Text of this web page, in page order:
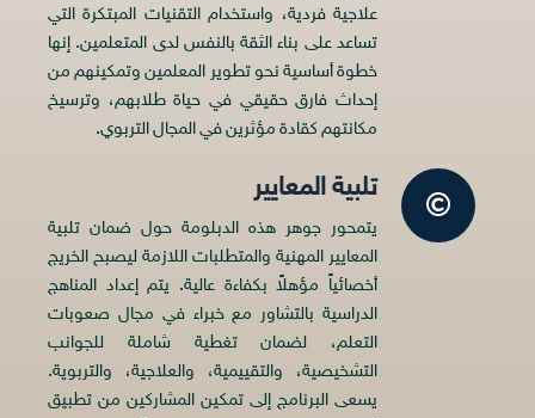
علاجية فردية، واستخدام التقنيات المبتكرة التي
تساعد على بناء الثقة بالنفس لدى المتعلمين. إنها
خطوة أساسية نحو تطوير المعلمين وتمكينهم من
إحداث فارق حقيقي في حياة طلابهم، وترسيخ
مكانتهم كقادة مؤثرين في المجال التربوي.
تلبية المعايير
يتمحور جوهر هذه الدبلومة حول ضمان تلبية
المعايير المهنية والمتطلبات اللازمة ليصبح الخريج
أخصائياً مؤهلاً بكفاءة عالية. يتم إعداد المناهج
الدراسية بالتشاور مع خبراء في مجال صعوبات
التعلم، لضمان تغطية شاملة للجوانب
التشخيصية، والتقييمية، والعلاجية، والتربوية.
يسعى البرنامج إلى تمكين المشاركين من تطبيق